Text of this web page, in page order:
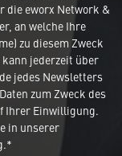
die eworx Network &
an welche Ihre
zu diesem Zweck
jederzeit über
jedes Newsletters
zum Zweck des
Ihrer Einwilligung.
in unserer
.*
'Cookies'
zu
Dienste